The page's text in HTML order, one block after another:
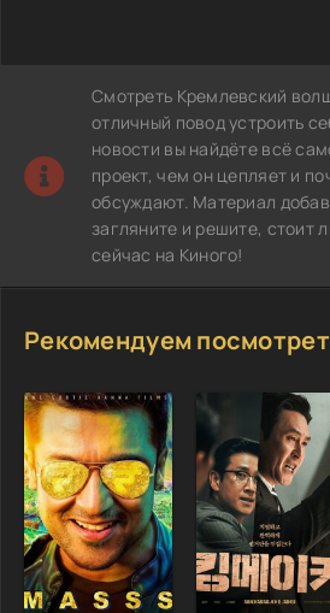
Смотреть Кремлевский
отличный повод устроить
новости вы найдёте всё
проект, чем он цепляет и
обсуждают. Материал
загляните и решите, стоит
сейчас на Киного!
Рекомендуем